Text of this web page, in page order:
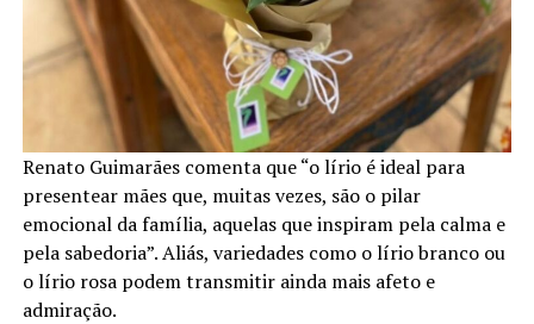
Renato Guimarães comenta que “o lírio é ideal para
presentear mães que, muitas vezes, são o pilar
emocional da família, aquelas que inspiram pela calma e
pela sabedoria”. Aliás, variedades como o lírio branco ou
o lírio rosa podem transmitir ainda mais afeto e
admiração.